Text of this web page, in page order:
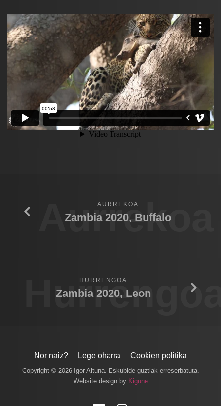
Aurrekoa
AURREKOA
Zambia 2020, Buffalo
HURRENGOA
Zambia 2020, Leon
Nor naiz? Lege oharra Cookien politika
Copyright © 2026 Igor Altuna. Eskubide guztiak erreserbatuta.
Website design by Kigune